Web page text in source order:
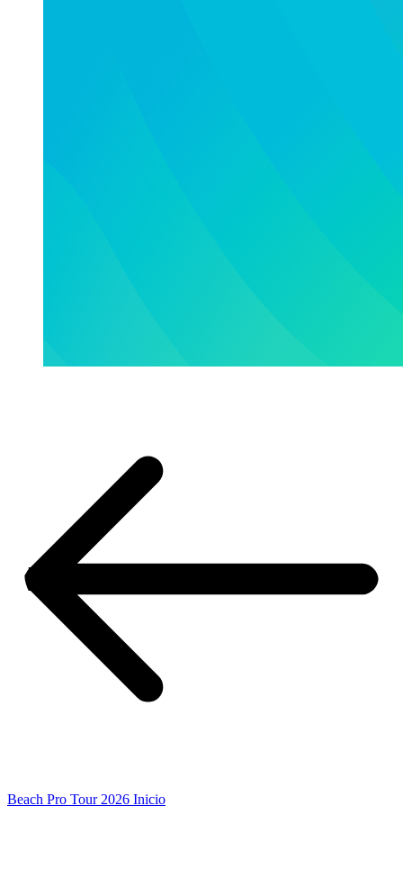
Beach Pro Tour 2026 Inicio